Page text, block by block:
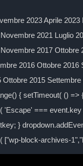
2023 Aprile
2021 Luglio
2017 Ottobre
2016 Ottobre 2016
Ottobre 2015
{ setTimeout( ()
'Escape' ===
}
["wp-block-archives-